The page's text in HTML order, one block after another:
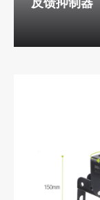
反馈抑制器